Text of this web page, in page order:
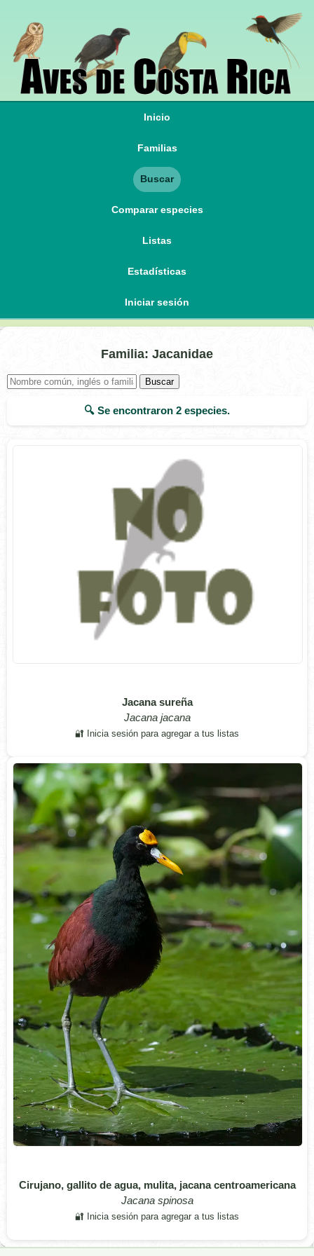
Inicio
Familias
Buscar
Comparar especies
Listas
Estadísticas
Iniciar sesión
Familia: Jacanidae
Buscar
🔍 Se encontraron 2 especies.
Jacana sureña
Jacana jacana
🔐 Inicia sesión para agregar a tus listas
Cirujano, gallito de agua, mulita, jacana centroamericana
Jacana spinosa
🔐 Inicia sesión para agregar a tus listas